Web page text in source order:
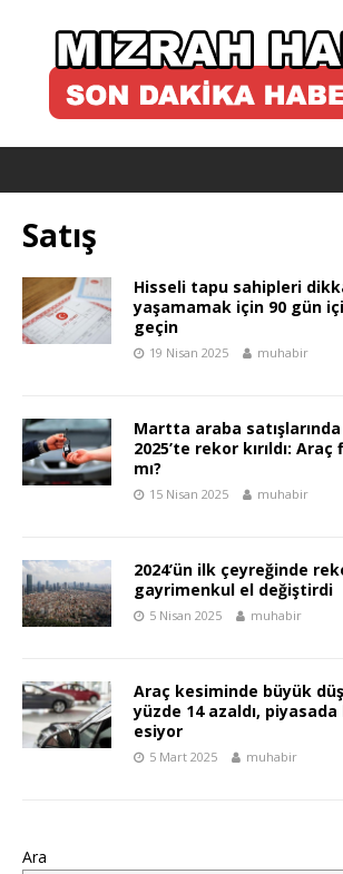
Satış
Hisseli tapu sahipleri
yaşamamak için 90 gün
geçin
19 Nisan 2025 muhabir
Martta araba
2025’te rekor kırıldı:
mı?
15 Nisan 2025 muhabir
2024’ün ilk çeyreğinde
gayrimenkul el değiştirdi
5 Nisan 2025 muhabir
Araç kesiminde büyük
yüzde 14 azaldı,
esiyor
5 Mart 2025 muhabir
Ara